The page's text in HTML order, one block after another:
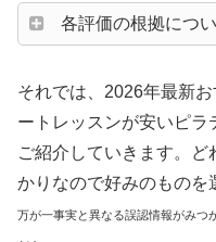
各評価の根拠につ
それでは、2026年最新
ートレッスンが安いピラ
ご紹介していきます。
かりなので好みのものを
万が一事実と異なる誤認情報がみつ